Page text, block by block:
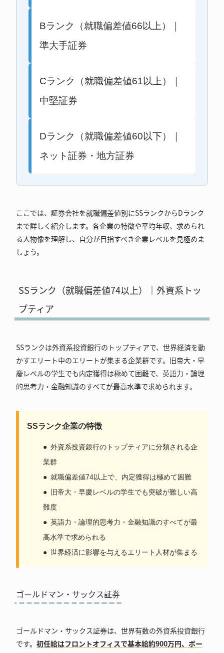
Bランク（就職偏差値66以上）｜
準大手証券
Cランク（就職偏差値61以上）｜
中堅証券
Dランク（就職偏差値60以下）｜
ネット証券・地方証券
ここでは、証券会社を就職偏差値別にSSランクからDランク
まで詳しく紹介します。各企業の特徴や平均年収、求められ
る人物像を理解し、自分が目指すべき企業レベルを見極めま
しょう。
SSランク（就職偏差値74以上）｜外資系トッ
プティア
SSランクは外資系投資銀行のトップティアで、世界経済を動
かすエリート中のエリートが集まる企業群です。旧帝大・早
慶レベルの学生でも内定獲得は極めて困難で、英語力・論理
的思考力・金融知識のすべてが最高水準で求められます。
SSランク企業の特徴
外資系投資銀行のトップティアに分類される企
業群
就職偏差値74以上で、内定獲得は極めて困難
旧帝大・早慶レベルの学生でも突破が難しい高
難度
英語力・論理的思考力・金融知識のすべてが最
高水準で求められる
世界経済に影響を与えるエリート人材が集まる
ゴールドマン・サックス証券
ゴールドマン・サックス証券は、世界有数の外資系投資銀行
です。 初任給はフロントオフィスで基本給約900万円、ボー